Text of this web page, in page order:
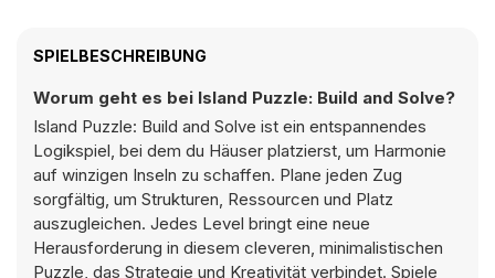
SPIELBESCHREIBUNG
Worum geht es bei Island Puzzle: Build and Solve?
Island Puzzle: Build and Solve ist ein entspannendes
Logikspiel, bei dem du Häuser platzierst, um Harmonie
auf winzigen Inseln zu schaffen. Plane jeden Zug
sorgfältig, um Strukturen, Ressourcen und Platz
auszugleichen. Jedes Level bringt eine neue
Herausforderung in diesem cleveren, minimalistischen
Puzzle, das Strategie und Kreativität verbindet. Spiele